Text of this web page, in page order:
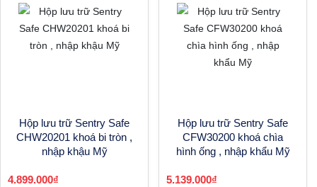
Hộp lưu trữ Sentry Safe
CHW20201 khoá bi tròn ,
nhập khậu Mỹ
4.899.000₫
Hộp lưu trữ Sentry Safe
CFW30200 khoá chìa
hình ống , nhập khẩu Mỹ
5.139.000₫